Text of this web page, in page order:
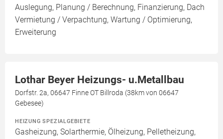
Auslegung, Planung / Berechnung, Finanzierung, Dach
Vermietung / Verpachtung, Wartung / Optimierung,
Erweiterung
Lothar Beyer Heizungs- u.Metallbau
Dorfstr. 2a, 06647 Finne OT Billroda (38km von 06647
Gebesee)
HEIZUNG SPEZIALGEBIETE
Gasheizung, Solarthermie, Ölheizung, Pelletheizung,